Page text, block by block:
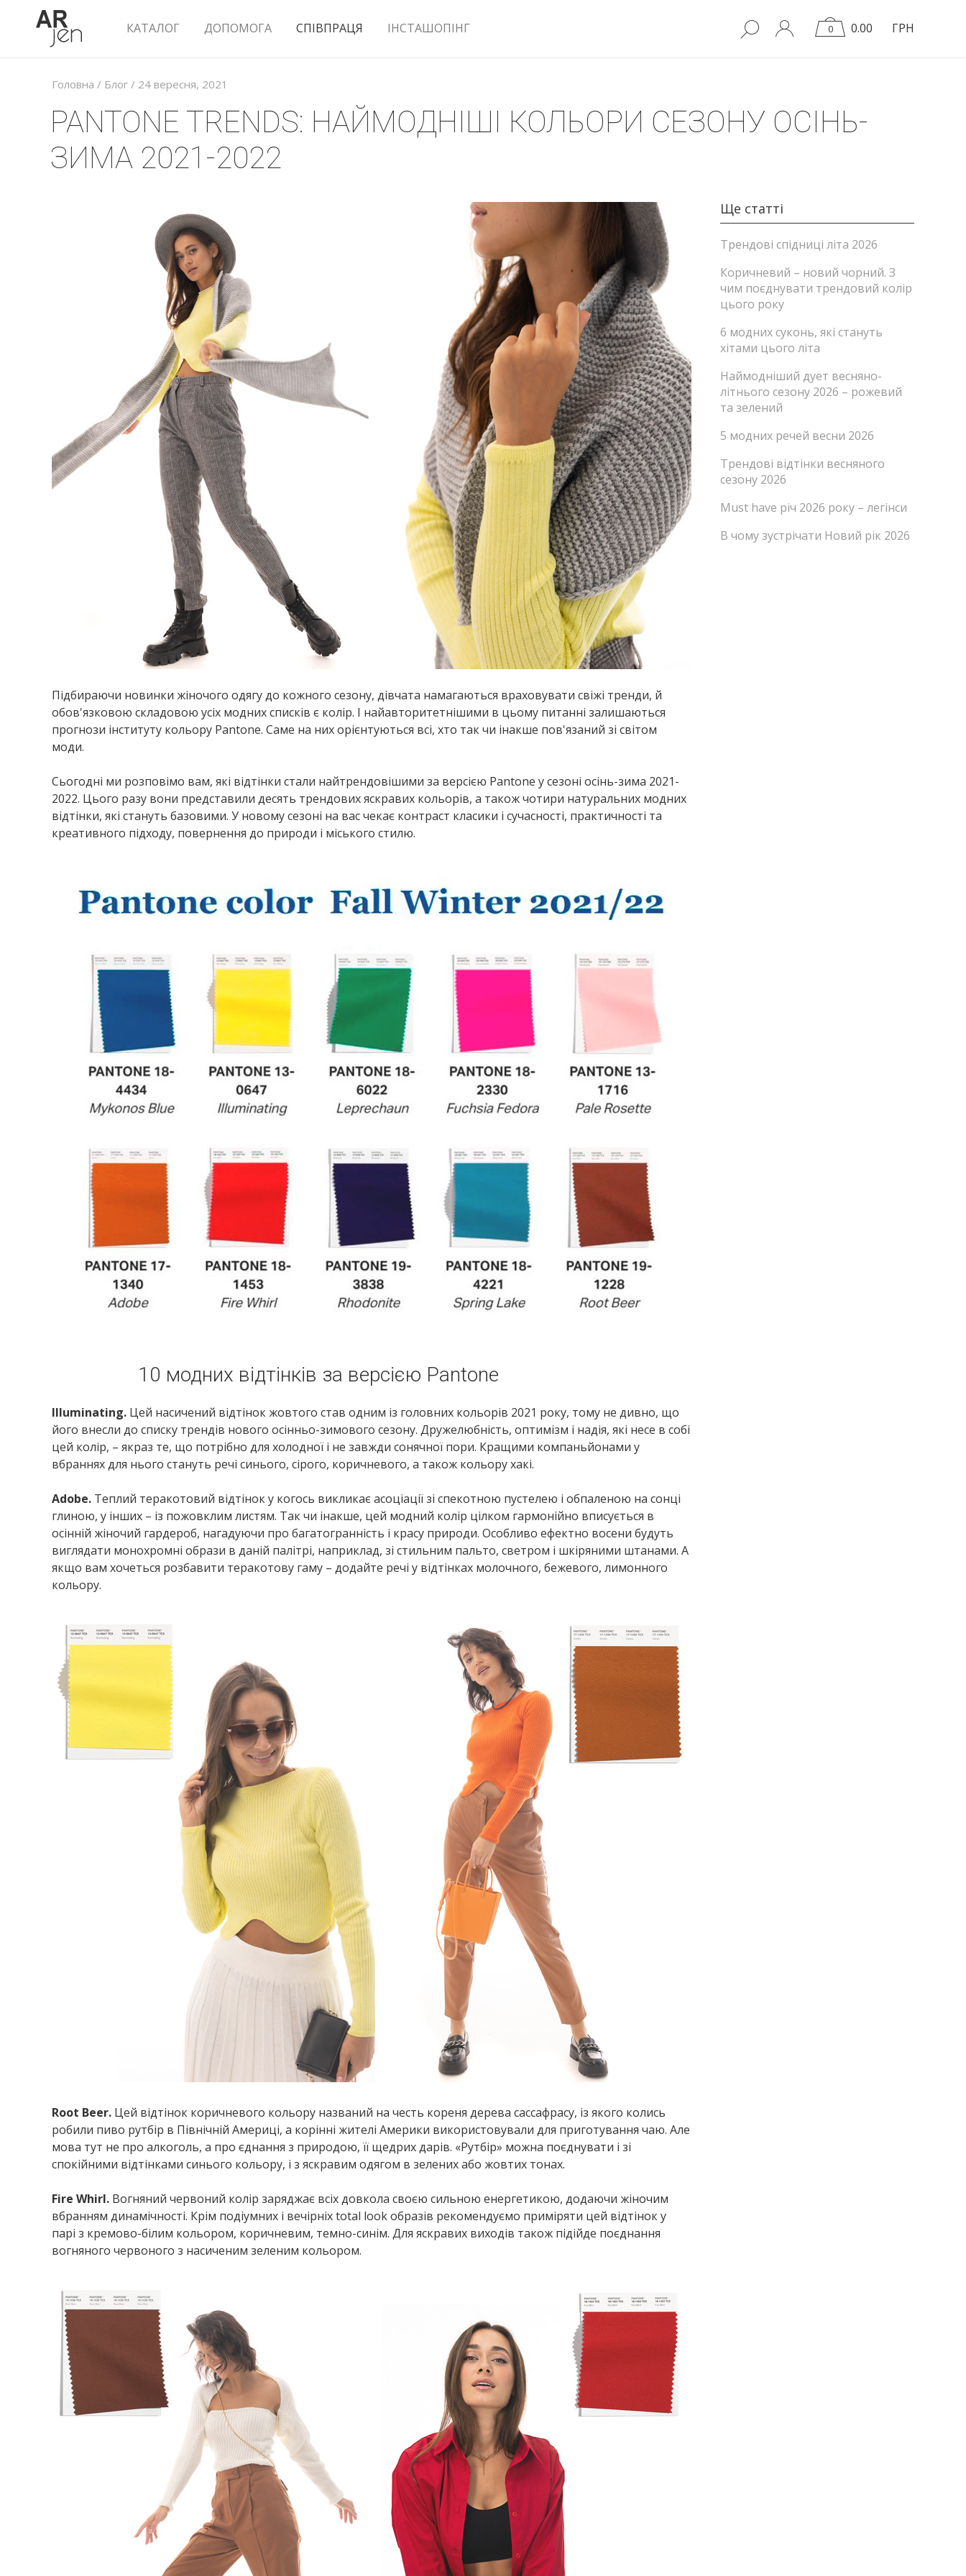
КАТАЛОГ ДОПОМОГА СПІВПРАЦЯ ІНСТАШОПІНГ 0 0.00 ГРН
Головна / Блог / 24 вересня, 2021
PANTONE TRENDS: НАЙМОДНІШІ КОЛЬОРИ СЕЗОНУ ОСІНЬ-
ЗИМА 2021-2022
Підбираючи новинки жіночого одягу до кожного сезону, дівчата намагаються враховувати свіжі тренди, й
обов'язковою складовою усіх модних списків є колір. І найавторитетнішими в цьому питанні залишаються
прогнози інституту кольору Pantone. Саме на них орієнтуються всі, хто так чи інакше пов'язаний зі світом
моди.
Сьогодні ми розповімо вам, які відтінки стали найтрендовішими за версією Pantone у сезоні осінь-зима 2021-
2022. Цього разу вони представили десять трендових яскравих кольорів, а також чотири натуральних модних
відтінки, які стануть базовими. У новому сезоні на вас чекає контраст класики і сучасності, практичності та
креативного підходу, повернення до природи і міського стилю.
10 модних відтінків за версією Pantone
Illuminating. Цей насичений відтінок жовтого став одним із головних кольорів 2021 року, тому не дивно, що
його внесли до списку трендів нового осінньо-зимового сезону. Дружелюбність, оптимізм і надія, які несе в собі
цей колір, – якраз те, що потрібно для холодної і не завжди сонячної пори. Кращими компаньйонами у
вбраннях для нього стануть речі синього, сірого, коричневого, а також кольору хакі.
Adobe. Теплий теракотовий відтінок у когось викликає асоціації зі спекотною пустелею і обпаленою на сонці
глиною, у інших – із пожовклим листям. Так чи інакше, цей модний колір цілком гармонійно вписується в
осінній жіночий гардероб, нагадуючи про багатогранність і красу природи. Особливо ефектно восени будуть
виглядати монохромні образи в даній палітрі, наприклад, зі стильним пальто, светром і шкіряними штанами. А
якщо вам хочеться розбавити теракотову гаму – додайте речі у відтінках молочного, бежевого, лимонного
кольору.
Root Beer. Цей відтінок коричневого кольору названий на честь кореня дерева сассафрасу, із якого колись
робили пиво рутбір в Північній Америці, а корінні жителі Америки використовували для приготування чаю. Але
мова тут не про алкоголь, а про єднання з природою, її щедрих дарів. «Рутбір» можна поєднувати і зі
спокійними відтінками синього кольору, і з яскравим одягом в зелених або жовтих тонах.
Fire Whirl. Вогняний червоний колір заряджає всіх довкола своєю сильною енергетикою, додаючи жіночим
вбранням динамічності. Крім подіумних і вечірніх total look образів рекомендуємо приміряти цей відтінок у
парі з кремово-білим кольором, коричневим, темно-синім. Для яскравих виходів також підійде поєднання
вогняного червоного з насиченим зеленим кольором.
Ще статті
Трендові спідниці літа 2026
Коричневий – новий чорний. З
чим поєднувати трендовий колір
цього року
6 модних суконь, які стануть
хітами цього літа
Наймодніший дует весняно-
літнього сезону 2026 – рожевий
та зелений
5 модних речей весни 2026
Трендові відтінки весняного
сезону 2026
Must have річ 2026 року – легінси
В чому зустрічати Новий рік 2026